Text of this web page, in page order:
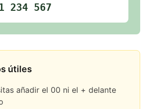
234 567
útiles
añadir el 00 ni el + delante